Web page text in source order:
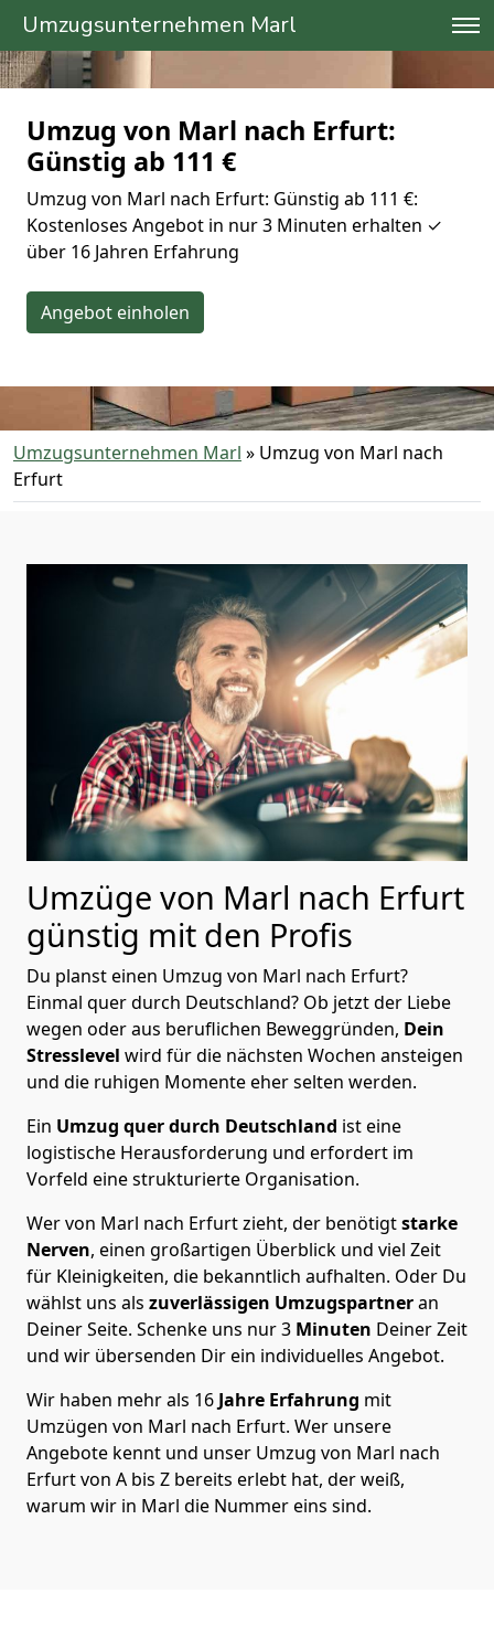
Umzugsunternehmen Marl
Umzug von Marl nach Erfurt:
Günstig ab 111 €
Umzug von Marl nach Erfurt: Günstig ab 111 €:
Kostenloses Angebot in nur 3 Minuten erhalten ✓
über 16 Jahren Erfahrung
Angebot einholen
Umzugsunternehmen Marl » Umzug von Marl nach
Erfurt
Umzüge von Marl nach Erfurt
günstig mit den Profis
Du planst einen Umzug von Marl nach Erfurt?
Einmal quer durch Deutschland? Ob jetzt der Liebe
wegen oder aus beruflichen Beweggründen, Dein
Stresslevel wird für die nächsten Wochen ansteigen
und die ruhigen Momente eher selten werden.
Ein Umzug quer durch Deutschland ist eine
logistische Herausforderung und erfordert im
Vorfeld eine strukturierte Organisation.
Wer von Marl nach Erfurt zieht, der benötigtstarke
Nerven, einen großartigen Überblick und viel Zeit
für Kleinigkeiten, die bekanntlich aufhalten. Oder Du
wählst uns als zuverlässigen Umzugspartneran
Deiner Seite. Schenke uns nur3 Minuten Deiner Zeit
und wir übersenden Dir ein individuelles Angebot.
Wir haben mehr als 16 Jahre Erfahrung mit
Umzügen von Marl nach Erfurt. Wer unsere
Angebote kennt und unser Umzug von Marl nach
Erfurt von A bis Z bereits erlebt hat, der weiß,
warum wir in Marl die Nummer eins sind.